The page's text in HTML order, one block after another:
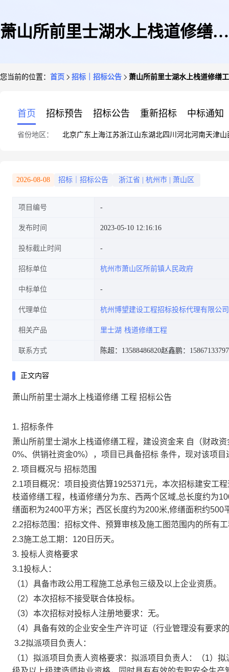
萧山所前里士湖水上栈道修缮工
您当前的位置： 首页 招标｜招标公告 萧山所前里士湖水上栈道修缮
首页 招标预告 招标公告 重新招标 中标通知
省份地区： 北京广东 上海江苏浙江山东湖北四川 河北河南天津山
2026-08-08 招标｜招标公告 浙江省 杭州市 萧山区
项目编号
发布时间 2023-05-10 12:16:16
投标截止时间
招标单位 杭州市萧山区所前镇人民政府
中标单位
代理单位 杭州博望建设工程招标投标代理有限公司
相关产品 里士湖 栈道修缮工程
联系方式 陈超：13588486820赵鑫鹏：15867133797
正文内容
萧山所前里士湖水上栈道修缮 工程 招标公告
1. 招标条件
萧山所前里士湖水上栈道修缮工程，建设资金来 自 （财政资
0%、供销社资金0%）
，项目已具备招标 条件，现对该项目
2. 项目概况与 招标范围
2.1项目概况：项目投资估算1925371元，本次招标建安工
枝道修缮工程，栈道修缮分为东、西两个区域,总长度约为
缮面积为2400平方米；西区长度约为200米,修缮面积约500
2.2招标范围： 招标文件、预算审核及施工图范围内的所有
2.3施工总工期： 120 日历天。
3. 投标人资格要求
3.1投标人：
（1）具备市政公用 工程施工总承包三级及以上企业资质。
（2）本次招标不接受联合体投标。
（3）本次招标对投标人注册地要求： 无。
（4）具备有效的企业安全生产许可证（行业管理没有要求
3.2拟派项目负责人：
（1） 拟派项目负责人资格要求：拟派项目负责人： （1）拟